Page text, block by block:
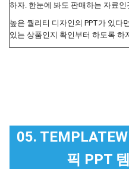
하자. 한눈에 봐도 판매하는 자료인
높은 퀄리티 디자인의 PPT가 있다
있는 상품인지 확인부터 하도록 하
05.
픽 PPT